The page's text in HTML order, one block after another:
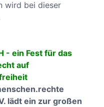
wird bei dieser
- ein Fest für das
auf
lädt ein zur großen